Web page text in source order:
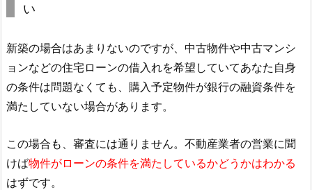
い
新築の場合はあまりないのですが、中古物件や中古マンシ
ョンなどの住宅ローンの借入れを希望していてあなた自身
の条件は問題なくても、購入予定物件が銀行の融資条件を
満たしていない場合があります。
この場合も、審査には通りません。不動産業者の営業に聞
けば物件がローンの条件を満たしているかどうかはわかる
はずです。